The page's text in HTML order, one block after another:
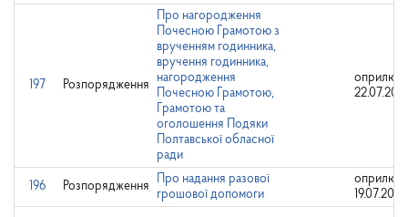
197 Розпорядження
Про нагородження
Почесною Грамотою з
врученням годинника,
вручення годинника,
нагородження
Почесною Грамотою,
Грамотою та
оголошення Подяки
Полтавської обласної
ради
196 Розпорядження
Про надання разової
грошової допомоги
19.07.2024